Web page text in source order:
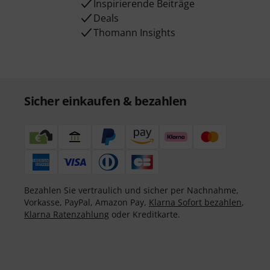
Inspirierende Beiträge
Deals
Thomann Insights
Sicher einkaufen & bezahlen
Bezahlen Sie vertraulich und sicher per Nachnahme,
Vorkasse, PayPal, Amazon Pay, Klarna Sofort bezahlen,
Klarna Ratenzahlung oder Kreditkarte.